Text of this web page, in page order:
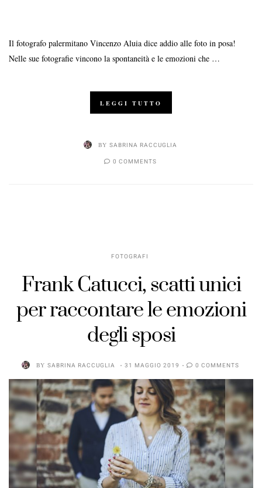
Il fotografo palermitano Vincenzo Aluia dice addio alle foto in posa!
Nelle sue fotografie vincono la spontaneità e le emozioni che …
LEGGI TUTTO
BY SABRINA RACCUGLIA
0 COMMENTS
FOTOGRAFI
Frank Catucci, scatti unici
per raccontare le emozioni
degli sposi
BY SABRINA RACCUGLIA 31 MAGGIO 2019 0 COMMENTS